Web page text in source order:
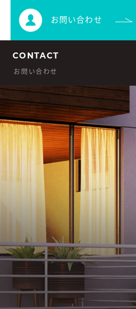
お問い合わせ
CONTACT
お問い合わせ